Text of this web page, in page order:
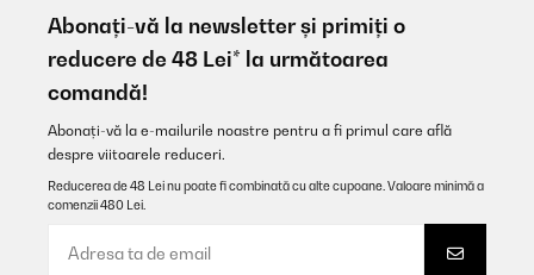
Abonați-vă la newsletter și primiți o
reducere de 48 Lei* la următoarea
comandă!
Abonați-vă la e-mailurile noastre pentru a fi primul care află
despre viitoarele reduceri.
Reducerea de 48 Lei nu poate fi combinată cu alte cupoane. Valoare minimă a
comenzii 480 Lei.